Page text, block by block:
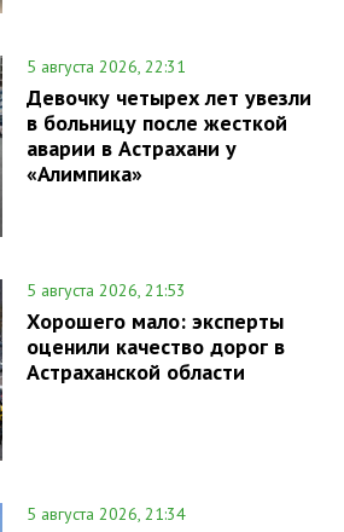
5 августа 2026, 22:31
Девочку четырех лет увезли
в больницу после жесткой
аварии в Астрахани у
«Алимпика»
5 августа 2026, 21:53
Хорошего мало: эксперты
оценили качество дорог в
Астраханской области
5 августа 2026, 21:34